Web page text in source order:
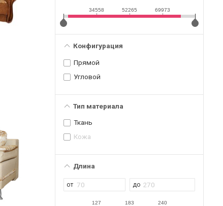
34558 52265 69973
Конфигурация
Прямой
Угловой
Тип материала
Ткань
Кожа
Длина
127 183 240